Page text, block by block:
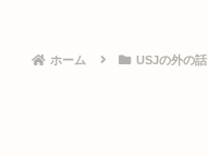
ホーム USJの外の話